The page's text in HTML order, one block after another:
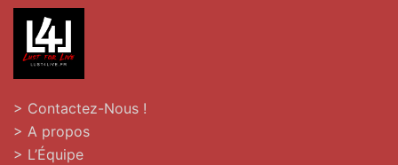
> Contactez-Nous !
> A propos
> L’Équipe